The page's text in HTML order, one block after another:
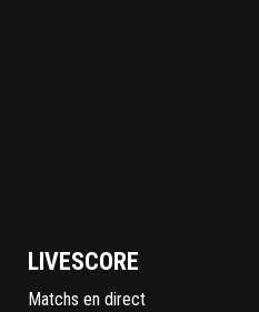
LIVESCORE
Matchs en direct